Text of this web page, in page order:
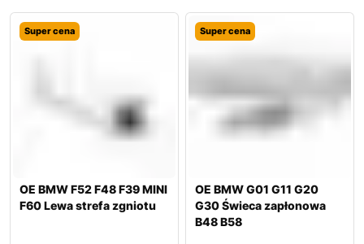
Super cena
OE BMW F52 F48 F39 MINI
F60 Lewa strefa zgniotu
Super cena
OE BMW G01 G11 G20
G30 Świeca zapłonowa
B48 B58